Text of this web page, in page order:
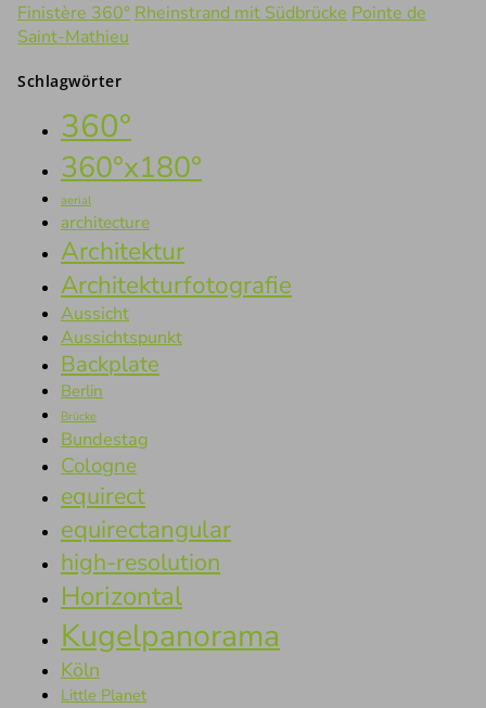
Finistère 360° Rheinstrand mit Südbrücke Pointe de
Saint-Mathieu
Schlagwörter
360°
360°x180°
aerial
architecture
Architektur
Architekturfotografie
Aussicht
Aussichtspunkt
Backplate
Berlin
Brücke
Bundestag
Cologne
equirect
equirectangular
high-resolution
Horizontal
Kugelpanorama
Köln
Little Planet